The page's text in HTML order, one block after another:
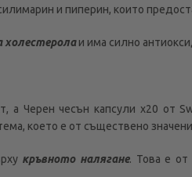
и пиперин, които
холестеролаи има силно
а Черен чесън капсули х20 от
което е от съществено
кръвното налягане. Това е от